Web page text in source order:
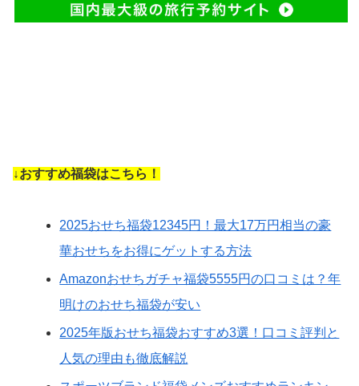
↓おすすめ福袋はこちら！
2025おせち福袋12345円！最大17万円相当の豪
華おせちをお得にゲットする方法
Amazonおせちガチャ福袋5555円の口コミは？年
明けのおせち福袋が安い
2025年版おせち福袋おすすめ3選！口コミ評判と
人気の理由も徹底解説